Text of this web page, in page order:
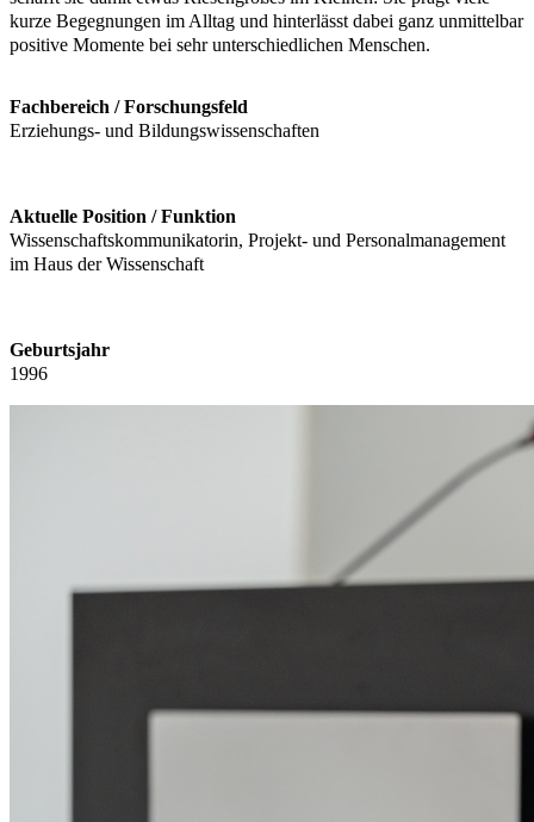
kurze Begegnungen im Alltag und hinterlässt dabei ganz unmittelbar
positive Momente bei sehr unterschiedlichen Menschen.
Fachbereich / Forschungsfeld
Erziehungs- und Bildungswissenschaften
Aktuelle Position / Funktion
Wissenschaftskommunikatorin, Projekt- und Personalmanagement
im Haus der Wissenschaft
Geburtsjahr
1996